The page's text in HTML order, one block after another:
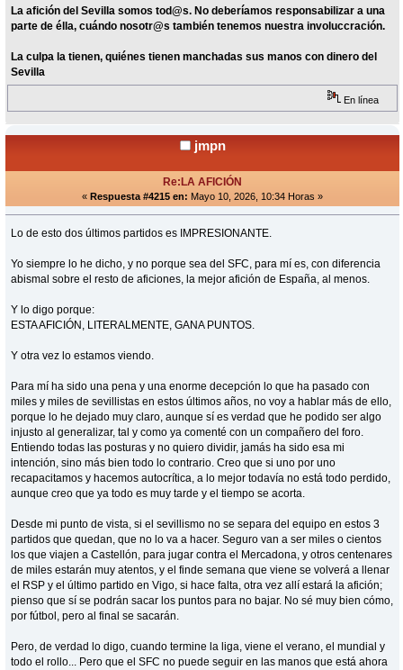
La afición del Sevilla somos tod@s. No deberíamos responsabilizar a una
parte de élla, cuándo nosotr@s también tenemos nuestra involuccración.
La culpa la tienen, quiénes tienen manchadas sus manos con dinero del
Sevilla
En línea
jmpn
Re:LA AFICIÓN
« Respuesta #4215 en: Mayo 10, 2026, 10:34 Horas »
Lo de esto dos últimos partidos es IMPRESIONANTE.
Yo siempre lo he dicho, y no porque sea del SFC, para mí es, con diferencia
abismal sobre el resto de aficiones, la mejor afición de España, al menos.
Y lo digo porque:
ESTA AFICIÓN, LITERALMENTE, GANA PUNTOS.
Y otra vez lo estamos viendo.
Para mí ha sido una pena y una enorme decepción lo que ha pasado con
miles y miles de sevillistas en estos últimos años, no voy a hablar más de ello,
porque lo he dejado muy claro, aunque sí es verdad que he podido ser algo
injusto al generalizar, tal y como ya comenté con un compañero del foro.
Entiendo todas las posturas y no quiero dividir, jamás ha sido esa mi
intención, sino más bien todo lo contrario. Creo que si uno por uno
recapacitamos y hacemos autocrítica, a lo mejor todavía no está todo perdido,
aunque creo que ya todo es muy tarde y el tiempo se acorta.
Desde mi punto de vista, si el sevillismo no se separa del equipo en estos 3
partidos que quedan, que no lo va a hacer. Seguro van a ser miles o cientos
los que viajen a Castellón, para jugar contra el Mercadona, y otros centenares
de miles estarán muy atentos, y el finde semana que viene se volverá a llenar
el RSP y el último partido en Vigo, si hace falta, otra vez allí estará la afición;
pienso que sí se podrán sacar los puntos para no bajar. No sé muy bien cómo,
por fútbol, pero al final se sacarán.
Pero, de verdad lo digo, cuando termine la liga, viene el verano, el mundial y
todo el rollo... Pero que el SFC no puede seguir en las manos que está ahora